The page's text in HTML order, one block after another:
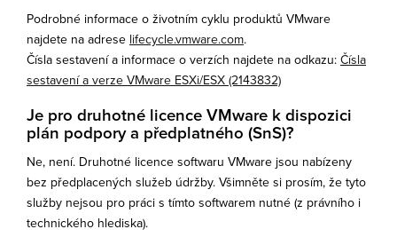
Podrobné informace o životním cyklu produktů VMware
najdete na adrese lifecycle.vmware.com.
Čísla sestavení a informace o verzích najdete na odkazu: Čísla
sestavení a verze VMware ESXi/ESX (2143832)
Je pro druhotné licence VMware k dispozici
plán podpory a předplatného (SnS)?
Ne, není. Druhotné licence softwaru VMware jsou nabízeny
bez předplacených služeb údržby. Všimněte si prosím, že tyto
služby nejsou pro práci s tímto softwarem nutné (z právního i
technického hlediska).